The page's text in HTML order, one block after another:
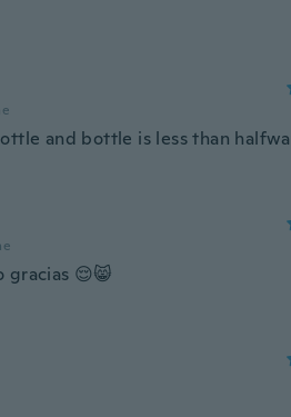
and bottle is less than
gracias 😌😸